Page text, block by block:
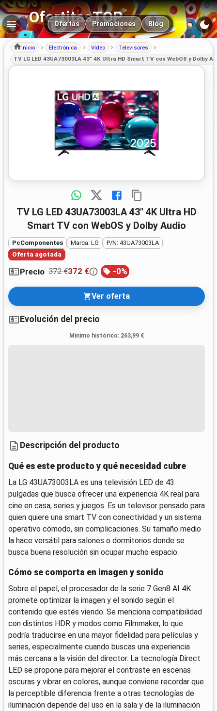
OfertitasTOP
Navegación principal
Ofertas Promociones Blog
Inicio Electrónica Vídeo
Televisores
TV LG LED 43UA73003LA 43" 4K Ultra HD Smart TV con WebOS y Dolby
TV LG LED 43UA73003LA 43" 4K Ultra HD
Smart TV con WebOS y Dolby Audio
PcComponentes Marca: LG
P/N: 43UA73003LA
Oferta agotada
Precio 372 €372 € -0%
Ver oferta
Evolución del precio
Mínimo histórico: 263,99 €
Descripción del producto
Qué es este producto y qué necesidad cubre
La LG 43UA73003LA es una televisión LED de 43
pulgadas que busca ofrecer una experiencia 4K real para
cine en casa, series y juegos. Es un televisor pensado para
quien quiere una smart TV con conectividad y un sistema
operativo cómodo, sin complicaciones. Su tamaño medio
la hace versátil para salones o dormitorios donde se
busca buena resolución sin ocupar mucho espacio.
Cómo se comporta en imagen y sonido
Sobre el papel, el procesador de la serie 7 Gen8 AI 4K
promete optimizar la imagen y el sonido según el
contenido que estés viendo. Se menciona compatibilidad
con distintos HDR y modos como Filmmaker, lo que
podría traducirse en una mayor fidelidad para películas y
series, especialmente cuando buscas una experiencia
más cercana a la visión del director. La tecnología Direct
LED se propone para mejorar el contraste en escenas
oscuras y vibrar en colores, aunque conviene recordar que
la perceptible diferencia frente a otras tecnologías de
iluminación depende del uso en la sala y de la iluminación